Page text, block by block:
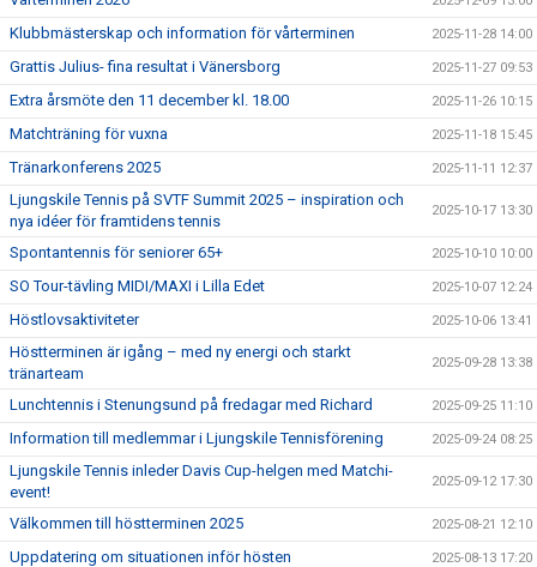
Klubbmästerskap och information för vårterminen 2025-11-28 14:00
Grattis Julius- fina resultat i Vänersborg 2025-11-27 09:53
Extra årsmöte den 11 december kl. 18.00 2025-11-26 10:15
Matchträning för vuxna 2025-11-18 15:45
Tränarkonferens 2025 2025-11-11 12:37
Ljungskile Tennis på SVTF Summit 2025 – inspiration och
nya idéer för framtidens tennis
2025-10-17 13:30
Spontantennis för seniorer 65+ 2025-10-10 10:00
SO Tour-tävling MIDI/MAXI i Lilla Edet 2025-10-07 12:24
Höstlovsaktiviteter 2025-10-06 13:41
Höstterminen är igång – med ny energi och starkt
tränarteam
2025-09-28 13:38
Lunchtennis i Stenungsund på fredagar med Richard 2025-09-25 11:10
Information till medlemmar i Ljungskile Tennisförening 2025-09-24 08:25
Ljungskile Tennis inleder Davis Cup-helgen med Matchi-
event!
2025-09-12 17:30
Välkommen till höstterminen 2025 2025-08-21 12:10
Uppdatering om situationen inför hösten 2025-08-13 17:20